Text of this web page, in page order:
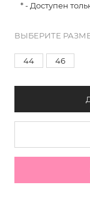
* - Доступен
ВЫБЕРИТЕ
44 46